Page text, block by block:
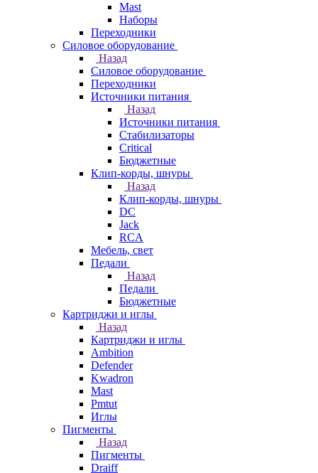
Mast
Наборы
Переходники
Силовое оборудование
Назад
Силовое оборудование
Переходники
Источники питания
Назад
Источники питания
Стабилизаторы
Critical
Бюджетные
Клип-корды, шнуры
Назад
Клип-корды, шнуры
DC
Jack
RCA
Мебель, свет
Педали
Назад
Педали
Бюджетные
Картриджи и иглы
Назад
Картриджи и иглы
Ambition
Defender
Kwadron
Mast
Pmtut
Иглы
Пигменты
Назад
Пигменты
Draiff